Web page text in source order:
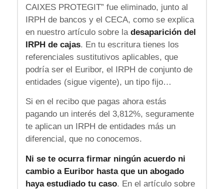
CAIXES PROTEGIT” fue eliminado, junto al
IRPH de bancos y el CECA, como se explica
en nuestro artículo sobre la desaparición del
IRPH de cajas. En tu escritura tienes los
referenciales sustitutivos aplicables, que
podría ser el Euribor, el IRPH de conjunto de
entidades (sigue vigente), un tipo fijo…
Si en el recibo que pagas ahora estás
pagando un interés del 3,812%, seguramente
te aplican un IRPH de entidades más un
diferencial, que no conocemos.
Ni se te ocurra firmar ningún acuerdo ni
cambio a Euribor hasta que un abogado
haya estudiado tu caso. En el artículo sobre